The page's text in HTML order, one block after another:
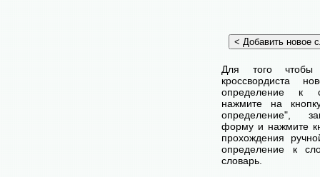
Для того чтобы
кроссвордиста
определение к
нажмите на
определение",
форму и нажмите
прохождения
определение к
словарь.